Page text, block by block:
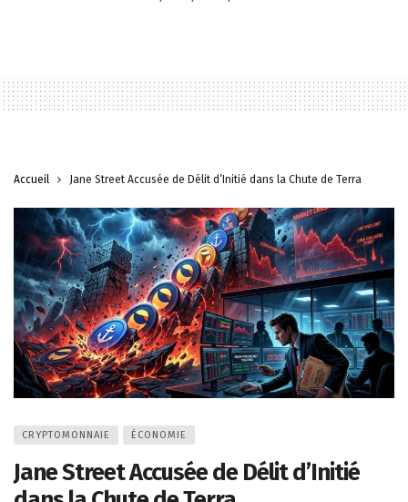
Accueil Jane Street Accusée de Délit d’Initié dans la Chute de Terra
CRYPTOMONNAIE ÉCONOMIE
Jane Street Accusée de Délit d’Initié